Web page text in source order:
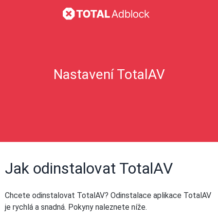
Nastavení TotalAV
Jak odinstalovat TotalAV
Chcete odinstalovat TotalAV? Odinstalace aplikace TotalAV
je rychlá a snadná. Pokyny naleznete níže.